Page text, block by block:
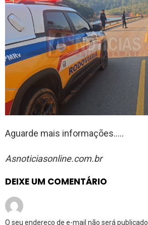
Aguarde mais informações…..
Asnoticiasonline.com.br
DEIXE UM COMENTÁRIO
O seu endereço de e-mail não será publicado.